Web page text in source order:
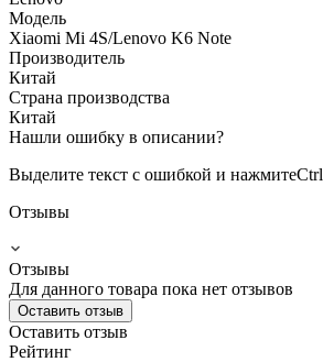
Модель
Xiaomi Mi 4S/Lenovo K6 Note
Производитель
Китай
Страна производства
Китай
Нашли ошибку в описании?
Выделите текст с ошибкой и нажмитеCtrl
Отзывы
Отзывы
Для данного товара пока нет отзывов
Оставить отзыв
Оставить отзыв
Рейтинг